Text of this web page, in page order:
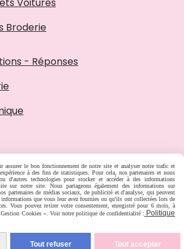
Broderie
- Réponses
assurer le bon fonctionnement de notre site et analyser notre trafic et
à des fins de statistiques. Pour cela, nos partenaires et nous
d'autres technologies pour stocker et accéder à des informations
sur notre site. Nous partageons également des informations sur
partenaires de médias sociaux, de publicité et d'analyse, qui peuvent
que vous leur avez fournies ou qu'ils ont collectées lors de
Vous pouvez retirer votre consentement, enregistré pour 6 mois, à
Cookies ». Voir notre politique de confidentialité : Politique
Tout refuser Tout accepter